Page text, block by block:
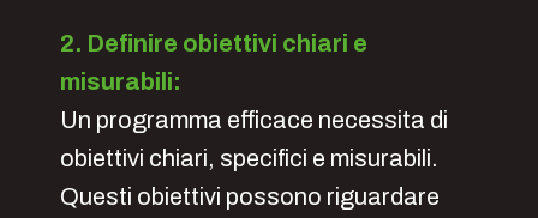
2. Definire obiettivi chiari e
misurabili:
Un programma efficace necessita di
obiettivi chiari, specifici e misurabili.
Questi obiettivi possono riguardare